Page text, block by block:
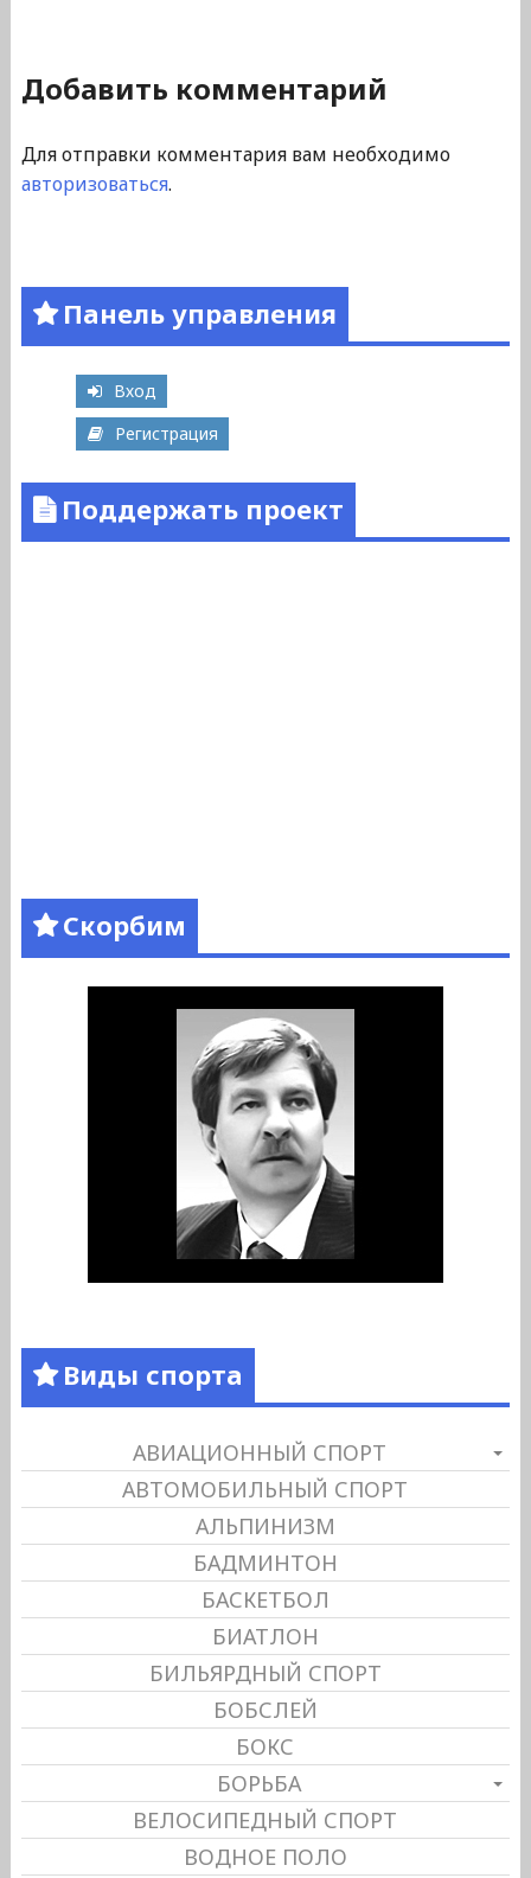
Добавить комментарий
Для отправки комментария вам необходимо
авторизоваться.
Панель управления
Вход
Регистрация
Поддержать проект
Скорбим
Виды спорта
АВИАЦИОННЫЙ СПОРТ
АВТОМОБИЛЬНЫЙ СПОРТ
АЛЬПИНИЗМ
БАДМИНТОН
БАСКЕТБОЛ
БИАТЛОН
БИЛЬЯРДНЫЙ СПОРТ
БОБСЛЕЙ
БОКС
БОРЬБА
ВЕЛОСИПЕДНЫЙ СПОРТ
ВОДНОЕ ПОЛО